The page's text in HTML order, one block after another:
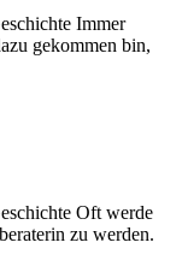
Immer
gekommen bin,
Oft werde
zu werden.